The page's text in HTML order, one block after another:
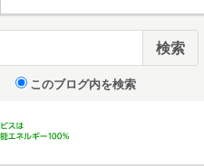
このブログ内を検索